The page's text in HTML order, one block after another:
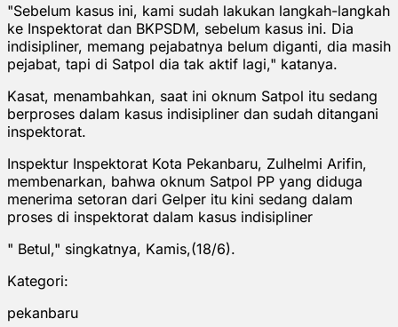
"Sebelum kasus ini, kami sudah lakukan langkah-langkah
ke Inspektorat dan BKPSDM, sebelum kasus ini. Dia
indisipliner, memang pejabatnya belum diganti, dia masih
pejabat, tapi di Satpol dia tak aktif lagi," katanya.
Kasat, menambahkan, saat ini oknum Satpol itu sedang
berproses dalam kasus indisipliner dan sudah ditangani
inspektorat.
Inspektur Inspektorat Kota Pekanbaru, Zulhelmi Arifin,
membenarkan, bahwa oknum Satpol PP yang diduga
menerima setoran dari Gelper itu kini sedang dalam
proses di inspektorat dalam kasus indisipliner
" Betul," singkatnya, Kamis,(18/6).
Kategori:
pekanbaru